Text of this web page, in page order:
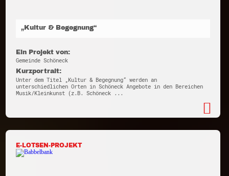
„Kultur & Begegnung“
Ein Projekt von:
Gemeinde Schöneck
Kurzportrait:
Unter dem Titel „Kultur & Begegnung“ werden an
unterschiedlichen Orten in Schöneck Angebote in den Bereichen
Musik/Kleinkunst (z.B. Schöneck ...
E-LOTSEN-PROJEKT